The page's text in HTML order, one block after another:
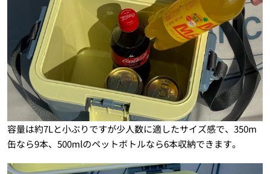
容量は約7Lと小ぶりですが少人数に適したサイズ感で、350m
缶なら9本、500mlのペットボトルなら6本収納できます。